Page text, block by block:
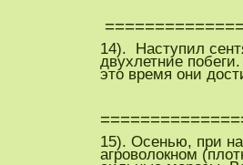
14). Наступил
двухлетние
это время они
15). Осенью, при
агроволокном